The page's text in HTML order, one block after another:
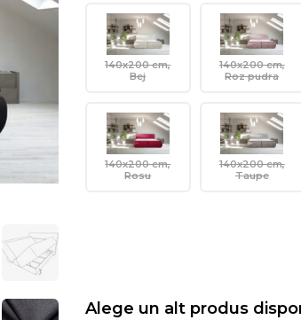
140x200 cm,
Bej
140x200 cm,
Roz pudra
140x200 cm,
Rosu
140x200 cm,
Taupe
Alege un alt produs